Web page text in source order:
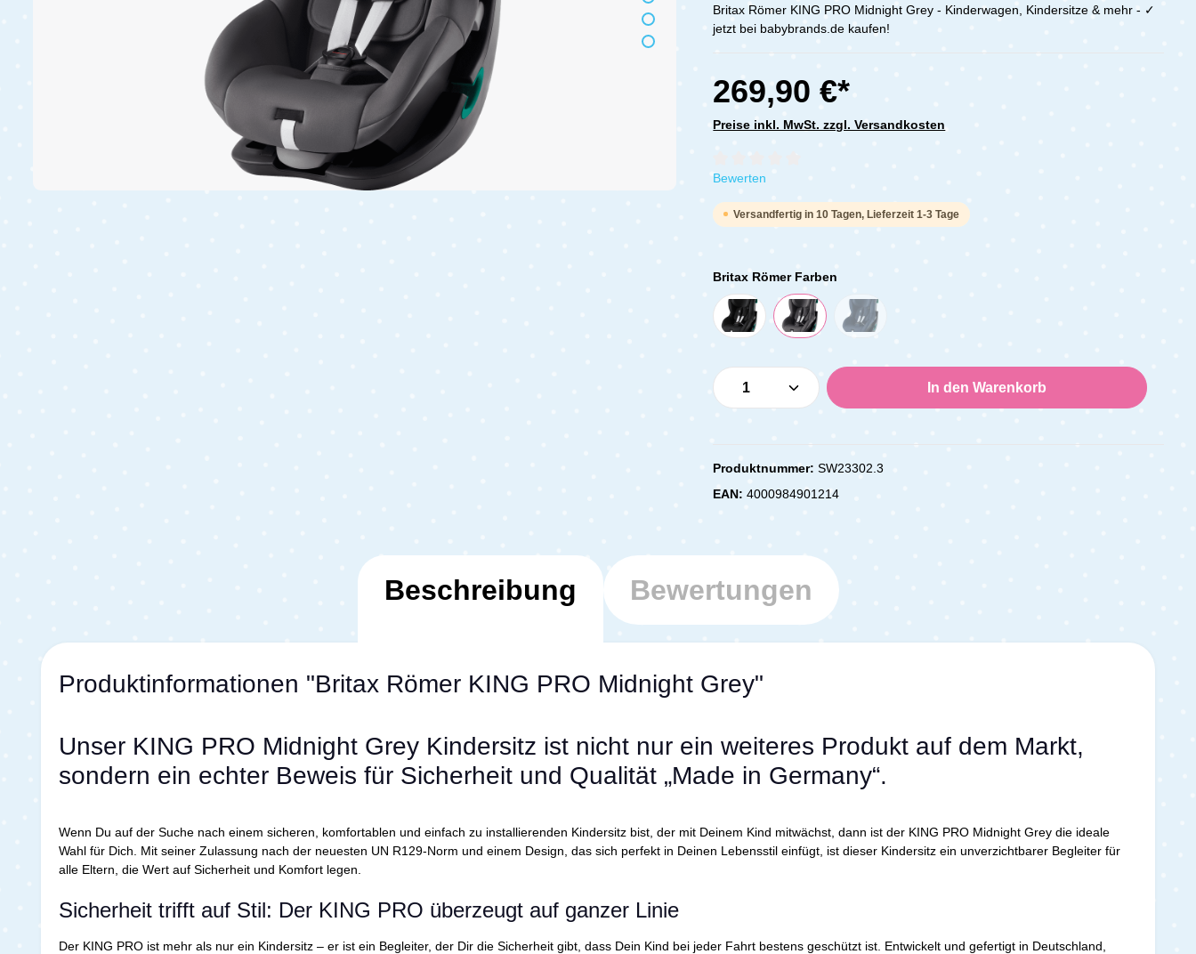
Britax Römer KING PRO Midnight Grey - Kinderwagen, Kindersitze & mehr - ✓
jetzt bei babybrands.de kaufen!
269,90 €*
Preise inkl. MwSt. zzgl. Versandkosten
Durchschnittliche Bewertung von 0 von 5 Sternen
Bewerten
Versandfertig in 10 Tagen, Lieferzeit 1-3 Tage
Britax Römer Farben
Produkt Anzahl: Gib den gewünschten Wert ein
In den Warenkorb
Produktnummer:SW23302.3
EAN:4000984901214
Beschreibung Bewertungen
Produktinformationen "Britax Römer KING PRO Midnight Grey"
Unser KING PRO Midnight Grey Kindersitz ist nicht nur ein weiteres Produkt auf dem Markt,
sondern ein echter Beweis für Sicherheit und Qualität „Made in Germany“.
Wenn Du auf der Suche nach einem sicheren, komfortablen und einfach zu installierenden Kindersitz bist, der mit Deinem Kind mitwächst, dann ist der KING PRO Midnight Grey die ideale
Wahl für Dich. Mit seiner Zulassung nach der neuesten UN R129-Norm und einem Design, das sich perfekt in Deinen Lebensstil einfügt, ist dieser Kindersitz ein unverzichtbarer Begleiter für
alle Eltern, die Wert auf Sicherheit und Komfort legen.
Sicherheit trifft auf Stil: Der KING PRO überzeugt auf ganzer Linie
Der KING PRO ist mehr als nur ein Kindersitz – er ist ein Begleiter, der Dir die Sicherheit gibt, dass Dein Kind bei jeder Fahrt bestens geschützt ist. Entwickelt und gefertigt in Deutschland,